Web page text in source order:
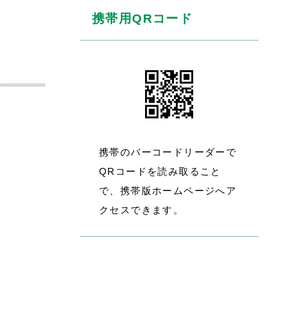
携帯用QRコード
携帯のバーコードリーダーで
QRコードを読み取ること
で、携帯版ホームページへア
クセスできます。